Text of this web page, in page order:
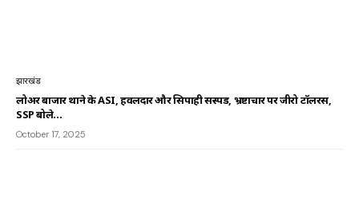
झारखंड
लोअर बाजार थाने के ASI, हवलदार और सिपाही सस्पेंड, भ्रष्टाचार पर जीरो टॉलरेंस,
SSP बोले…
October 17, 2025